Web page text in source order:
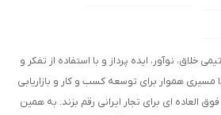
خلاق، نوآور، ایده پرداز و با استفاده از تفکر و
مسیری هموار برای توسعه کسب و کار و بازاریابی
العاده ای برای تجار ایرانی رقم بزند. به همین